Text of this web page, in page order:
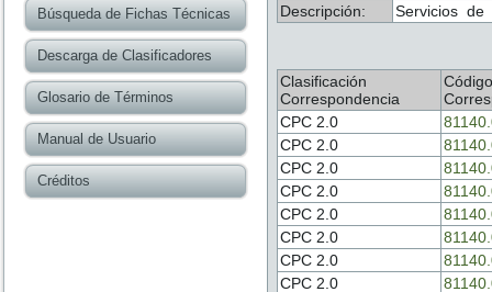
Búsqueda de Fichas Técnicas
Descarga de Clasificadores
Glosario de Términos
Manual de Usuario
Créditos
Descripción:
Servicios de
Clasificación
Correspondencia
Código
CPC 2.0
CPC 2.0
CPC 2.0
CPC 2.0
CPC 2.0
CPC 2.0
CPC 2.0
CPC 2.0